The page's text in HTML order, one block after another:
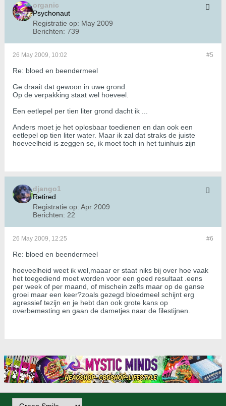
organic
Psychonaut
Registratie op: May 2009
Berichten: 739
#5
26 May 2009, 10:02
Re: bloed en beendermeel
Ge draait dat gewoon in uwe grond.
Op de verpakking staat wel hoeveel.
Een eetlepel per tien liter grond dacht ik ...
Anders moet je het oplosbaar toedienen en dan ook een
eetlepel op tien liter water. Maar ik zal dat straks de juiste
hoeveelheid is zeggen se, ik moet toch in het tuinhuis zijn
django1
Retired
Registratie op: Apr 2009
Berichten: 22
#6
26 May 2009, 12:25
Re: bloed en beendermeel
hoeveelheid weet ik wel,maaar er staat niks bij over hoe vaak
het toegediend moet worden voor een goed resultaat .eens
per week of per maand, of mischein zelfs maar op de ganse
groei maar een keer?zoals gezegd bloedmeel schijnt erg
agressief tezijn en je hebt dan ook grote kans op
overbemesting en gaan de dametjes naar de filestijnen.